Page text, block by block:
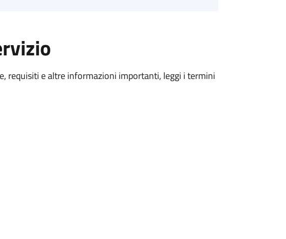
requisiti e altre informazioni importanti, leggi i termini